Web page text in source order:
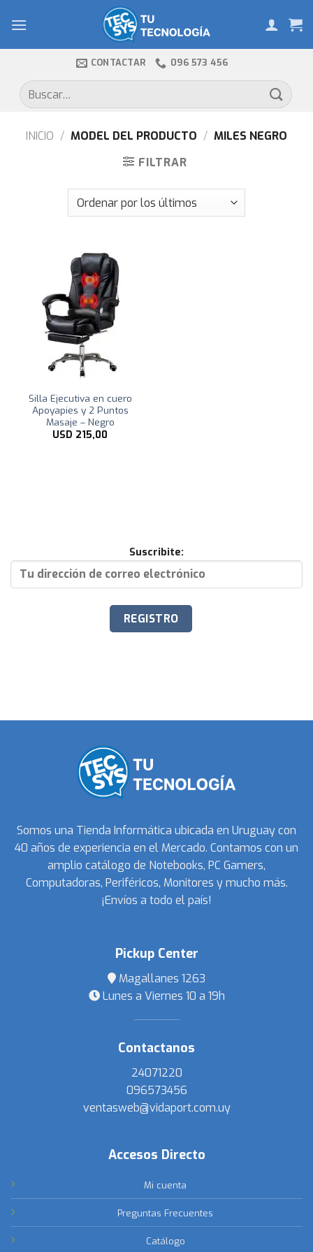
CONTACTAR 096 573 456
Buscar
por:
INICIO / MODEL DEL PRODUCTO / MILES NEGRO
FILTRAR
Silla Ejecutiva en cuero
Apoyapies y 2 Puntos
Masaje – Negro
USD 215,00
Suscribite:
Somos una Tienda Informática ubicada en Uruguay con
40 años de experiencia en el Mercado. Contamos con un
amplio catálogo de Notebooks, PC Gamers,
Computadoras, Periféricos, Monitores y mucho más.
¡Envíos a todo el país!
Pickup Center
Magallanes 1263
Lunes a Viernes 10 a 19h
Contactanos
24071220
096573456
ventasweb@vidaport.com.uy
Accesos Directo
Mi cuenta
Preguntas Frecuentes
Catálogo